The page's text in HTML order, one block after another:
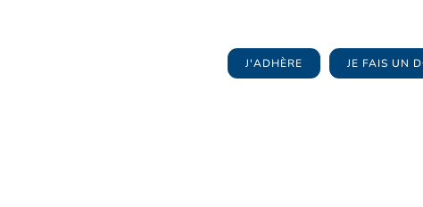
J'ADHÈRE JE FAIS UN